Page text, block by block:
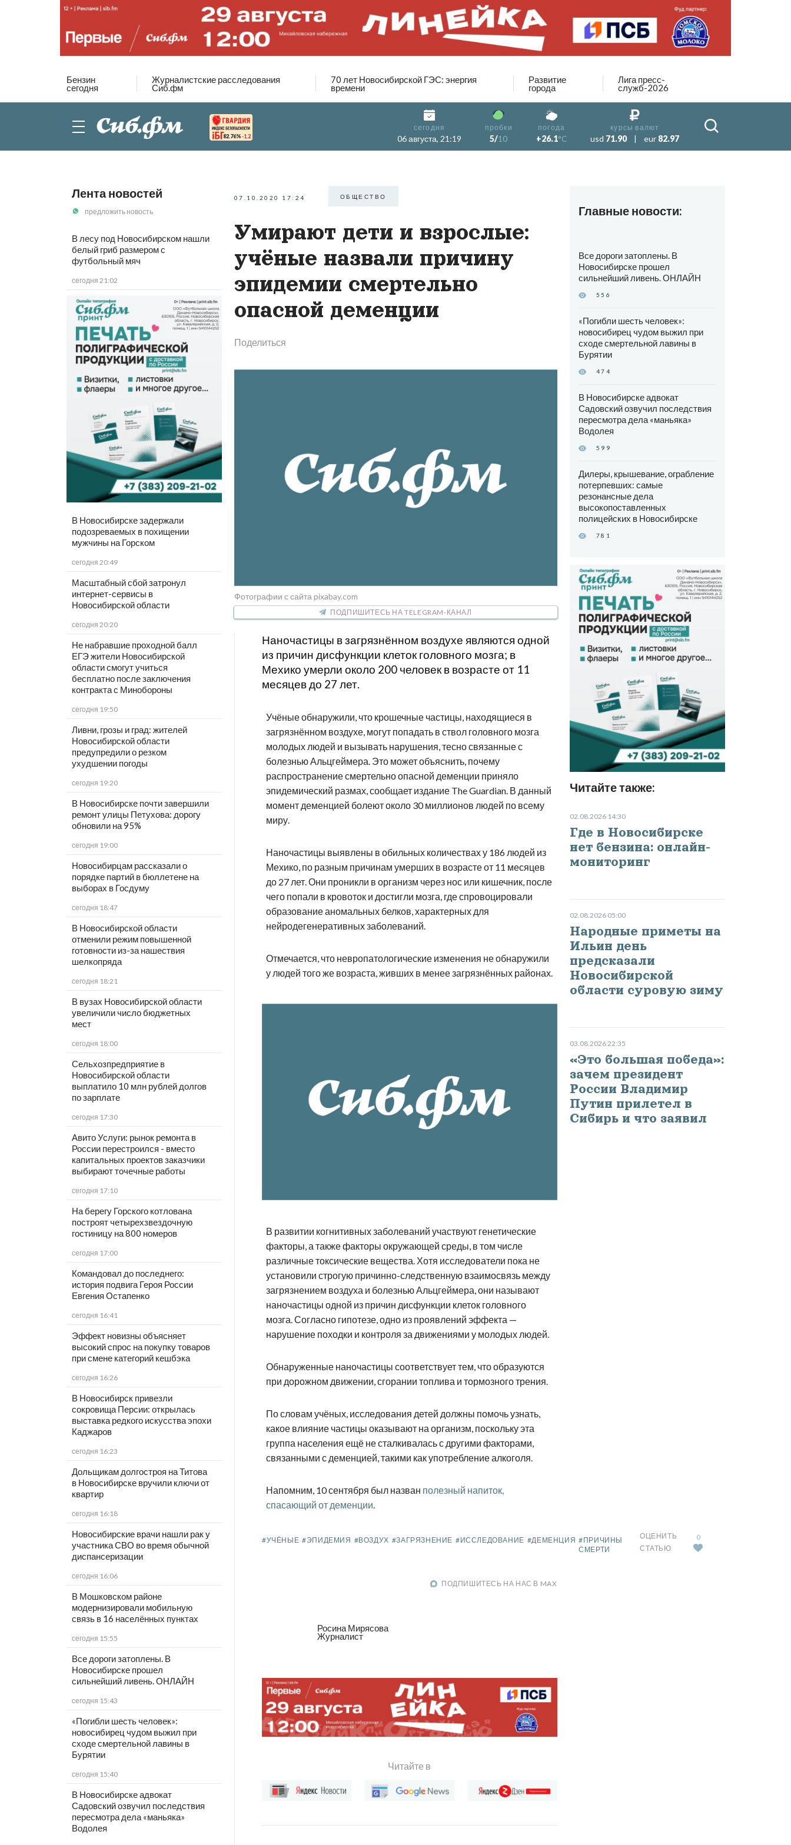
Бензин
сегодня
Журналистские расследования
Сиб.фм
70 лет Новосибирской ГЭС: энергия
времени
Развитие
города
Лига пресс-
служб-2026
82.76% -1.2
сегодня
06 августа, 21:19
пробки
5/10
погода
+26.1°C
курсы валют
usd 71.90 | eur 82.97
Лента новостей
предложить новость
В лесу под Новосибирском нашли
белый гриб размером с
футбольный мяч
сегодня 21:02
В Новосибирске задержали
подозреваемых в похищении
мужчины на Горском
сегодня 20:49
Масштабный сбой затронул
интернет-сервисы в
Новосибирской области
сегодня 20:20
Не набравшие проходной балл
ЕГЭ жители Новосибирской
области смогут учиться
бесплатно после заключения
контракта с Минобороны
сегодня 19:50
Ливни, грозы и град: жителей
Новосибирской области
предупредили о резком
ухудшении погоды
сегодня 19:20
В Новосибирске почти завершили
ремонт улицы Петухова: дорогу
обновили на 95%
сегодня 19:00
Новосибирцам рассказали о
порядке партий в бюллетене на
выборах в Госдуму
сегодня 18:47
В Новосибирской области
отменили режим повышенной
готовности из-за нашествия
шелкопряда
сегодня 18:21
В вузах Новосибирской области
увеличили число бюджетных
мест
сегодня 18:00
Сельхозпредприятие в
Новосибирской области
выплатило 10 млн рублей долгов
по зарплате
сегодня 17:30
Авито Услуги: рынок ремонта в
России перестроился - вместо
капитальных проектов заказчики
выбирают точечные работы
сегодня 17:10
На берегу Горского котлована
построят четырехзвездочную
гостиницу на 800 номеров
сегодня 17:00
Командовал до последнего:
история подвига Героя России
Евгения Остапенко
сегодня 16:41
Эффект новизны объясняет
высокий спрос на покупку товаров
при смене категорий кешбэка
сегодня 16:26
В Новосибирск привезли
сокровища Персии: открылась
выставка редкого искусства эпохи
Каджаров
сегодня 16:23
Дольщикам долгостроя на Титова
в Новосибирске вручили ключи от
квартир
сегодня 16:18
Новосибирские врачи нашли рак у
участника СВО во время обычной
диспансеризации
сегодня 16:06
В Мошковском районе
модернизировали мобильную
связь в 16 населённых пунктах
сегодня 15:55
Все дороги затоплены. В
Новосибирске прошел
сильнейший ливень. ОНЛАЙН
сегодня 15:43
«Погибли шесть человек»:
новосибирец чудом выжил при
сходе смертельной лавины в
Бурятии
сегодня 15:40
В Новосибирске адвокат
Садовский озвучил последствия
пересмотра дела «маньяка»
Водолея
07.10.2020 17:24 ОБЩЕСТВО
Умирают дети и взрослые:
учёные назвали причину
эпидемии смертельно
опасной деменции
Поделиться
Фотографии с сайта pixabay.com
ПОДПИШИТЕСЬ НА TELEGRAM-КАНАЛ
Наночастицы в загрязнённом воздухе являются одной
из причин дисфункции клеток головного мозга; в
Мехико умерли около 200 человек в возрасте от 11
месяцев до 27 лет.
Учёные обнаружили, что крошечные частицы, находящиеся в
загрязнённом воздухе, могут попадать в ствол головного мозга
молодых людей и вызывать нарушения, тесно связанные с
болезнью Альцгеймера. Это может объяснить, почему
распространение смертельно опасной деменции приняло
эпидемический размах, сообщает издание The Guardian. В данный
момент деменцией болеют около 30 миллионов людей по всему
миру.
Наночастицы выявлены в обильных количествах у 186 людей из
Мехико, по разным причинам умерших в возрасте от 11 месяцев
до 27 лет. Они проникли в организм через нос или кишечник, после
чего попали в кровоток и достигли мозга, где спровоцировали
образование аномальных белков, характерных для
нейродегенеративных заболеваний.
Отмечается, что невропатологические изменения не обнаружили
у людей того же возраста, живших в менее загрязнённых районах.
В развитии когнитивных заболеваний участвуют генетические
факторы, а также факторы окружающей среды, в том числе
различные токсические вещества. Хотя исследователи пока не
установили строгую причинно-следственную взаимосвязь между
загрязнением воздуха и болезнью Альцгеймера, они называют
наночастицы одной из причин дисфункции клеток головного
мозга. Согласно гипотезе, одно из проявлений эффекта —
нарушение походки и контроля за движениями у молодых людей.
Обнаруженные наночастицы соответствует тем, что образуются
при дорожном движении, сгорании топлива и тормозного трения.
По словам учёных, исследования детей должны помочь узнать,
какое влияние частицы оказывают на организм, поскольку эта
группа населения ещё не сталкивалась с другими факторами,
связанными с деменцией, такими как употребление алкоголя.
Напомним, 10 сентября был назван полезный напиток,
спасающий от деменции.
#УЧЁНЫЕ #ЭПИДЕМИЯ #ВОЗДУХ #ЗАГРЯЗНЕНИЕ #ИССЛЕДОВАНИЕ #ДЕМЕНЦИЯ #ПРИЧИНЫ
СМЕРТИ
ОЦЕНИТЬ
СТАТЬЮ
0
ПОДПИШИТЕСЬ НА НАС В MAX
Росина Мирясова
Журналист
Читайте в
Главные новости:
Все дороги затоплены. В
Новосибирске прошел
сильнейший ливень. ОНЛАЙН
556
«Погибли шесть человек»:
новосибирец чудом выжил при
сходе смертельной лавины в
Бурятии
474
В Новосибирске адвокат
Садовский озвучил последствия
пересмотра дела «маньяка»
Водолея
599
Дилеры, крышевание, ограбление
потерпевших: самые
резонансные дела
высокопоставленных
полицейских в Новосибирске
781
Читайте также:
02.08.2026 14:30
Где в Новосибирске
нет бензина: онлайн-
мониторинг
02.08.2026 05:00
Народные приметы на
Ильин день
предсказали
Новосибирской
области суровую зиму
03.08.2026 22:35
«Это большая победа»:
зачем президент
России Владимир
Путин прилетел в
Сибирь и что заявил